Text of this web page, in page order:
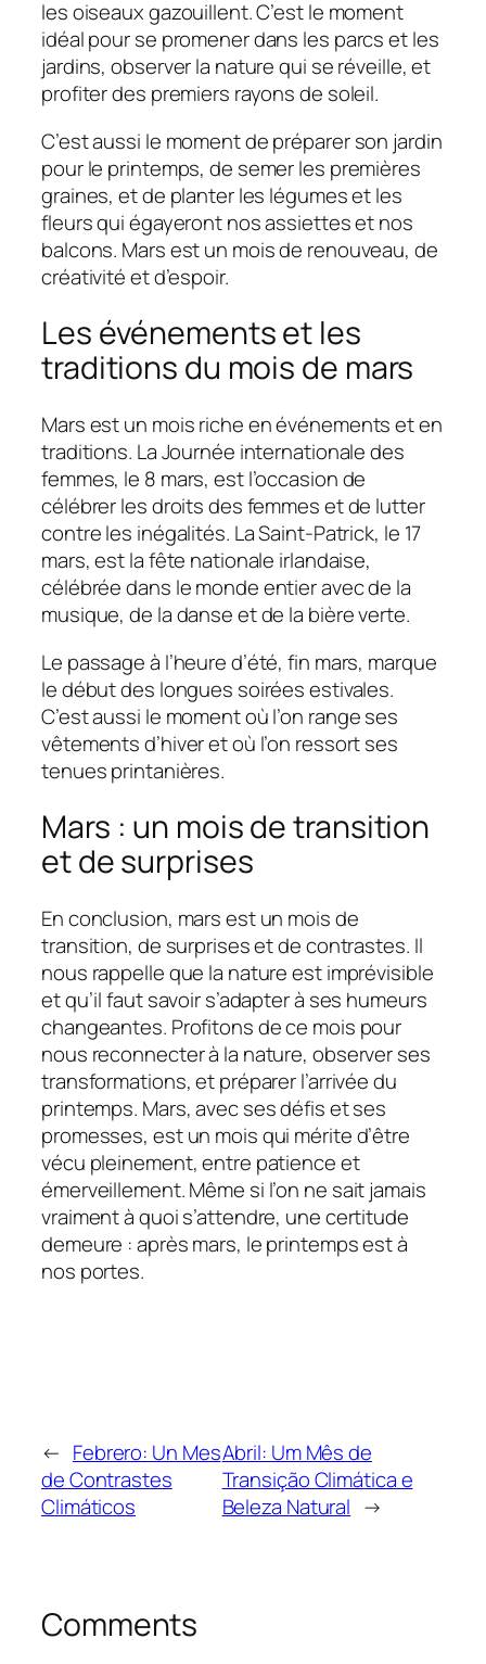
les oiseaux gazouillent. C’est le moment
idéal pour se promener dans les parcs et les
jardins, observer la nature qui se réveille, et
profiter des premiers rayons de soleil.
C’est aussi le moment de préparer son jardin
pour le printemps, de semer les premières
graines, et de planter les légumes et les
fleurs qui égayeront nos assiettes et nos
balcons. Mars est un mois de renouveau, de
créativité et d’espoir.
Les événements et les
traditions du mois de mars
Mars est un mois riche en événements et en
traditions. La Journée internationale des
femmes, le 8 mars, est l’occasion de
célébrer les droits des femmes et de lutter
contre les inégalités. La Saint-Patrick, le 17
mars, est la fête nationale irlandaise,
célébrée dans le monde entier avec de la
musique, de la danse et de la bière verte.
Le passage à l’heure d’été, fin mars, marque
le début des longues soirées estivales.
C’est aussi le moment où l’on range ses
vêtements d’hiver et où l’on ressort ses
tenues printanières.
Mars : un mois de transition
et de surprises
En conclusion, mars est un mois de
transition, de surprises et de contrastes. Il
nous rappelle que la nature est imprévisible
et qu’il faut savoir s’adapter à ses humeurs
changeantes. Profitons de ce mois pour
nous reconnecter à la nature, observer ses
transformations, et préparer l’arrivée du
printemps. Mars, avec ses défis et ses
promesses, est un mois qui mérite d’être
vécu pleinement, entre patience et
émerveillement. Même si l’on ne sait jamais
vraiment à quoi s’attendre, une certitude
demeure : après mars, le printemps est à
nos portes.
← Febrero: Un Mes
de Contrastes
Climáticos
Abril: Um Mês de
Transição Climática e
Beleza Natural →
Comments